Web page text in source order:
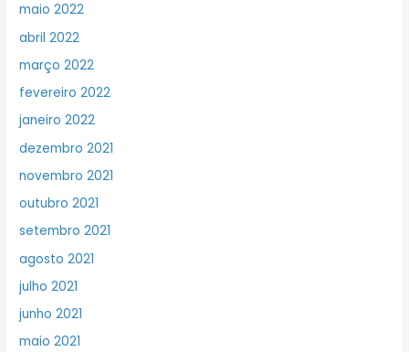
maio 2022
abril 2022
março 2022
fevereiro 2022
janeiro 2022
dezembro 2021
novembro 2021
outubro 2021
setembro 2021
agosto 2021
julho 2021
junho 2021
maio 2021